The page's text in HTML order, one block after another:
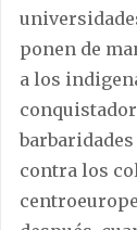
ponen de
a los
contra los